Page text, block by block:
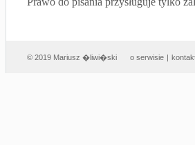
© 2019 Mariusz �liwi�ski o serwisie |